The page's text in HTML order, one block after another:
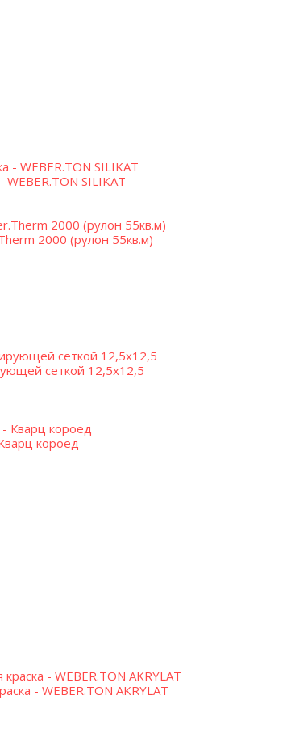
WEBER.TON SILIKAT
2000 (рулон 55кв.м)
сеткой 12,5х12,5
короед
- WEBER.TON AKRYLAT